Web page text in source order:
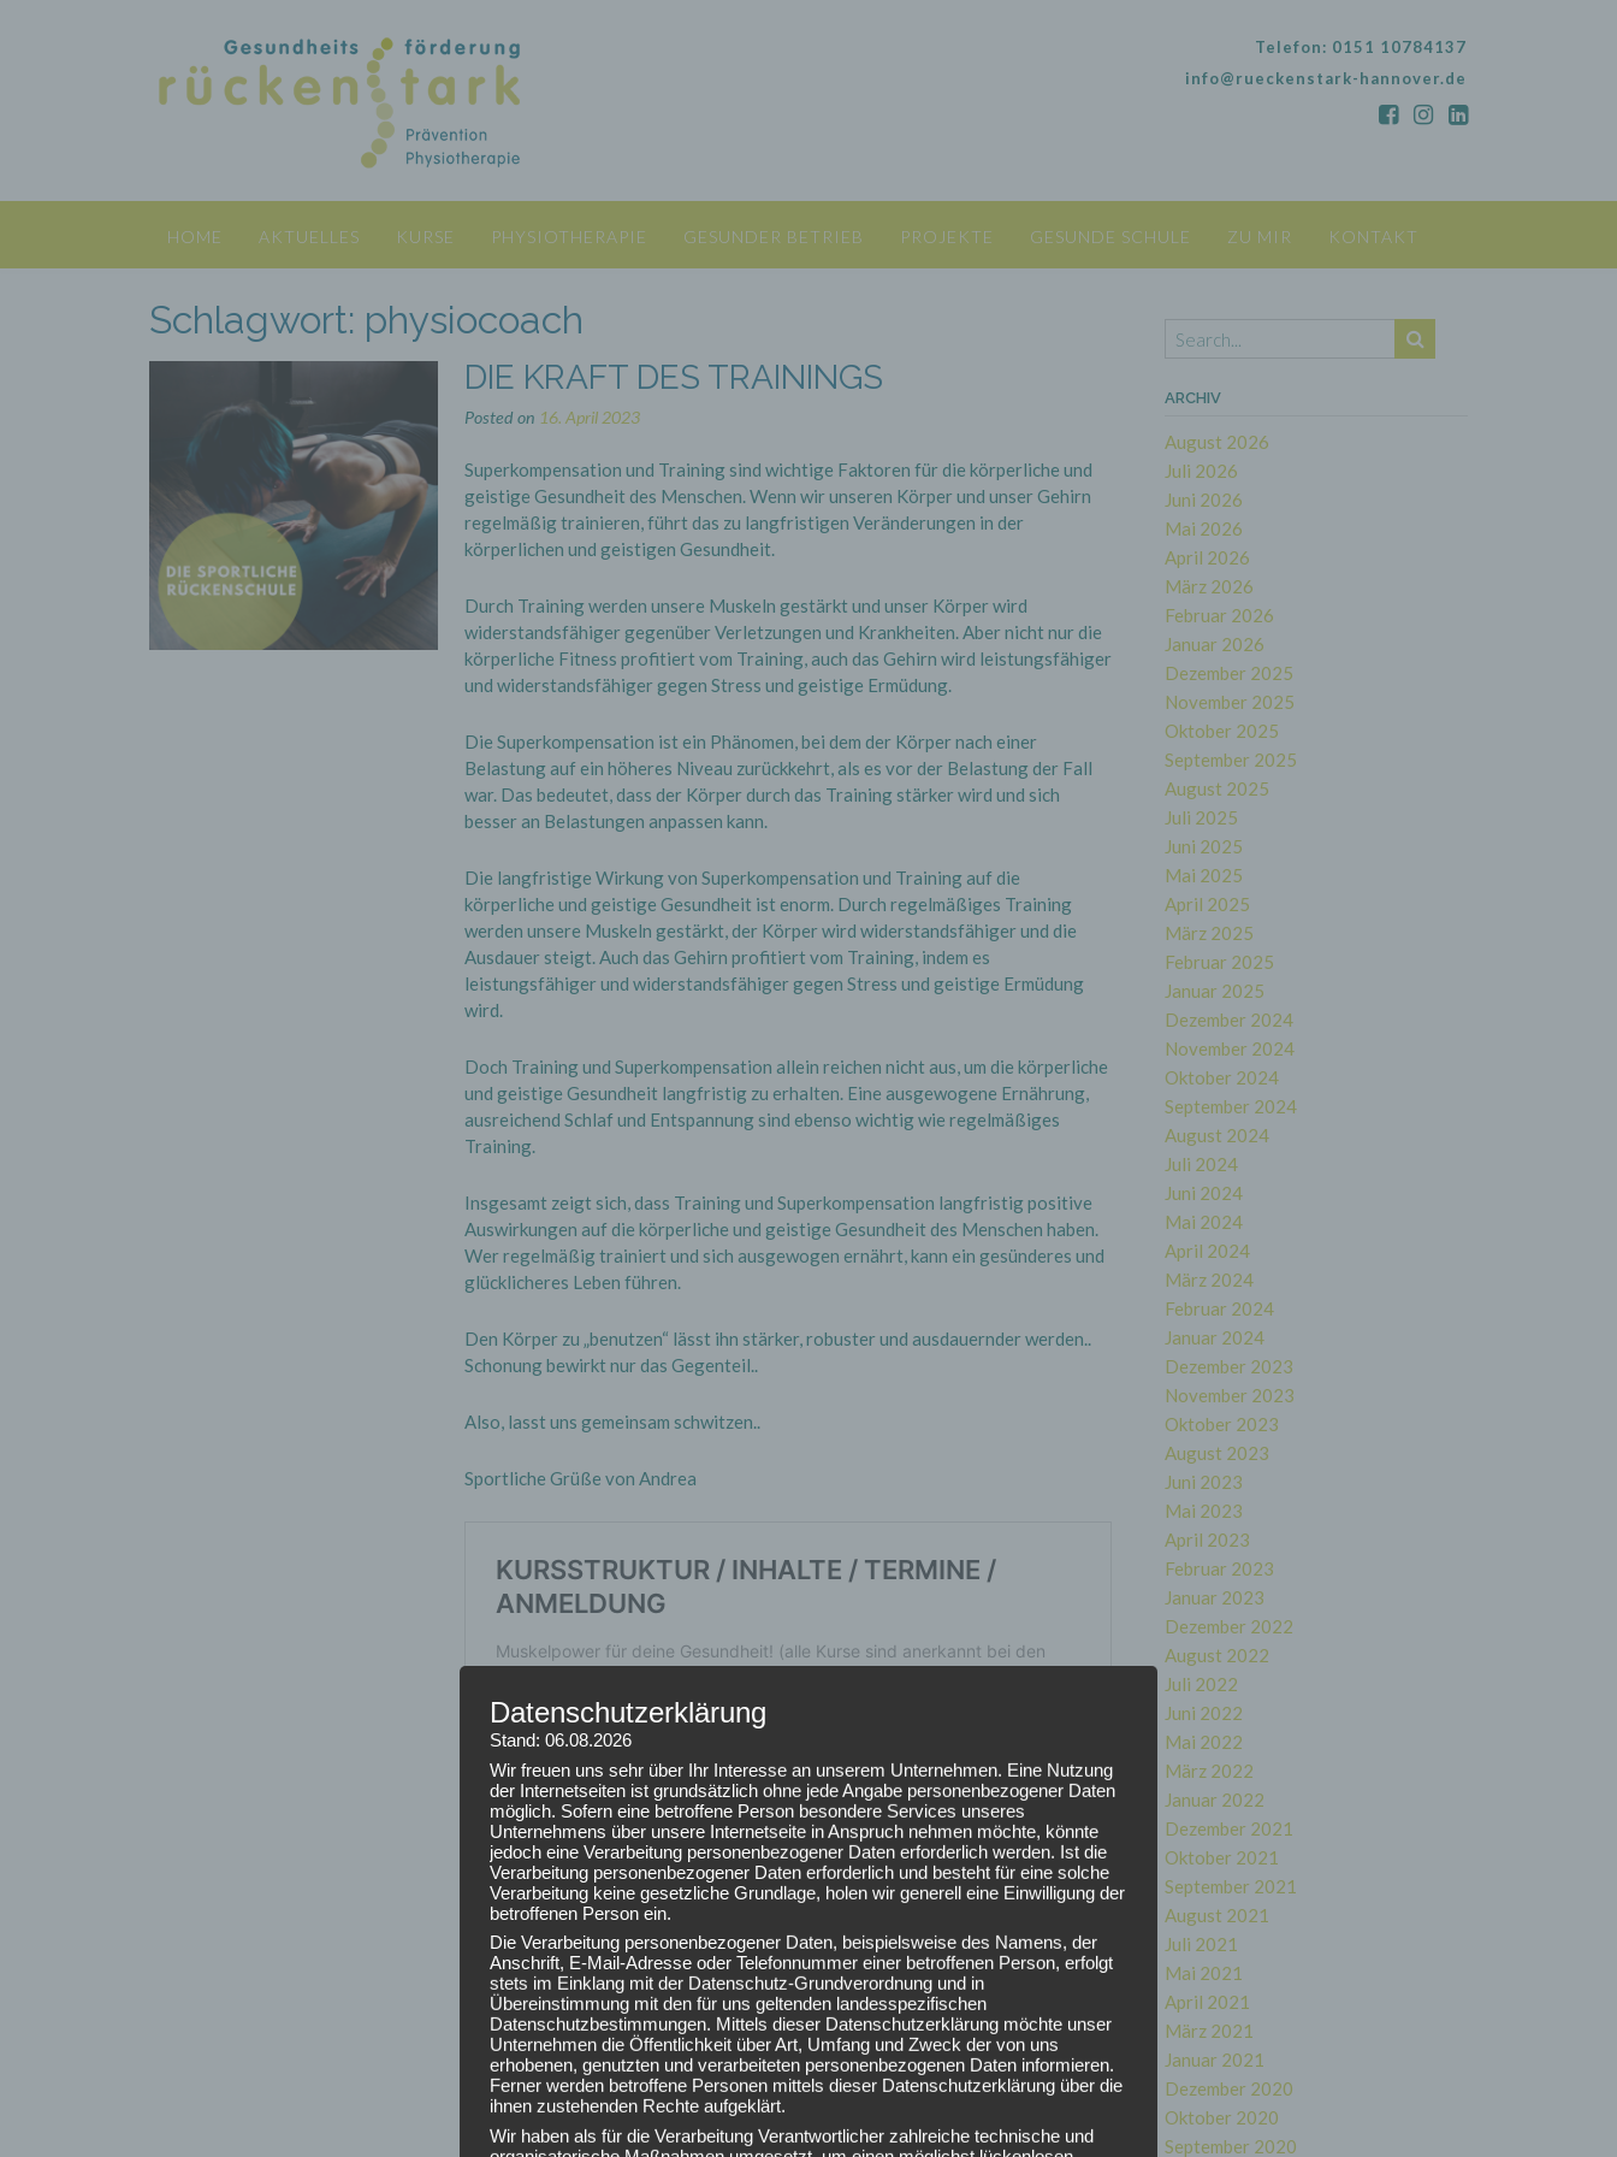
Telefon: 0151 10784137
info@rueckenstark-hannover.de
HOME AKTUELLES KURSE PHYSIOTHERAPIE GESUNDER BETRIEB PROJEKTE GESUNDE SCHULE ZU MIR KONTAKT
Schlagwort: physiocoach
DIE KRAFT DES TRAININGS
Posted on 16. April 2023
Superkompensation und Training sind wichtige Faktoren für die körperliche und
geistige Gesundheit des Menschen. Wenn wir unseren Körper und unser Gehirn
regelmäßig trainieren, führt das zu langfristigen Veränderungen in der
körperlichen und geistigen Gesundheit.
Durch Training werden unsere Muskeln gestärkt und unser Körper wird
widerstandsfähiger gegenüber Verletzungen und Krankheiten. Aber nicht nur die
körperliche Fitness profitiert vom Training, auch das Gehirn wird leistungsfähiger
und widerstandsfähiger gegen Stress und geistige Ermüdung.
Die Superkompensation ist ein Phänomen, bei dem der Körper nach einer
Belastung auf ein höheres Niveau zurückkehrt, als es vor der Belastung der Fall
war. Das bedeutet, dass der Körper durch das Training stärker wird und sich
besser an Belastungen anpassen kann.
Die langfristige Wirkung von Superkompensation und Training auf die
körperliche und geistige Gesundheit ist enorm. Durch regelmäßiges Training
werden unsere Muskeln gestärkt, der Körper wird widerstandsfähiger und die
Ausdauer steigt. Auch das Gehirn profitiert vom Training, indem es
leistungsfähiger und widerstandsfähiger gegen Stress und geistige Ermüdung
wird.
Doch Training und Superkompensation allein reichen nicht aus, um die körperliche
und geistige Gesundheit langfristig zu erhalten. Eine ausgewogene Ernährung,
ausreichend Schlaf und Entspannung sind ebenso wichtig wie regelmäßiges
Training.
Insgesamt zeigt sich, dass Training und Superkompensation langfristig positive
Auswirkungen auf die körperliche und geistige Gesundheit des Menschen haben.
Wer regelmäßig trainiert und sich ausgewogen ernährt, kann ein gesünderes und
glücklicheres Leben führen.
Den Körper zu „benutzen“ lässt ihn stärker, robuster und ausdauernder werden..
Schonung bewirkt nur das Gegenteil..
Also, lasst uns gemeinsam schwitzen..
Sportliche Grüße von Andrea
ARCHIV
August 2026
Juli 2026
Juni 2026
Mai 2026
April 2026
März 2026
Februar 2026
Januar 2026
Dezember 2025
November 2025
Oktober 2025
September 2025
August 2025
Juli 2025
Juni 2025
Mai 2025
April 2025
März 2025
Februar 2025
Januar 2025
Dezember 2024
November 2024
Oktober 2024
September 2024
August 2024
Juli 2024
Juni 2024
Mai 2024
April 2024
März 2024
Februar 2024
Januar 2024
Dezember 2023
November 2023
Oktober 2023
August 2023
Juni 2023
Mai 2023
April 2023
Februar 2023
Januar 2023
Dezember 2022
August 2022
Juli 2022
Juni 2022
Mai 2022
März 2022
Januar 2022
Dezember 2021
Oktober 2021
September 2021
August 2021
Juli 2021
Mai 2021
April 2021
März 2021
Januar 2021
Dezember 2020
Oktober 2020
September 2020
Datenschutzerklärung
Stand: 06.08.2026
Wir freuen uns sehr über Ihr Interesse an unserem Unternehmen. Eine Nutzung
der Internetseiten ist grundsätzlich ohne jede Angabe personenbezogener Daten
möglich. Sofern eine betroffene Person besondere Services unseres
Unternehmens über unsere Internetseite in Anspruch nehmen möchte, könnte
jedoch eine Verarbeitung personenbezogener Daten erforderlich werden. Ist die
Verarbeitung personenbezogener Daten erforderlich und besteht für eine solche
Verarbeitung keine gesetzliche Grundlage, holen wir generell eine Einwilligung der
betroffenen Person ein.
Die Verarbeitung personenbezogener Daten, beispielsweise des Namens, der
Anschrift, E-Mail-Adresse oder Telefonnummer einer betroffenen Person, erfolgt
stets im Einklang mit der Datenschutz-Grundverordnung und in
Übereinstimmung mit den für uns geltenden landesspezifischen
Datenschutzbestimmungen. Mittels dieser Datenschutzerklärung möchte unser
Unternehmen die Öffentlichkeit über Art, Umfang und Zweck der von uns
erhobenen, genutzten und verarbeiteten personenbezogenen Daten informieren.
Ferner werden betroffene Personen mittels dieser Datenschutzerklärung über die
ihnen zustehenden Rechte aufgeklärt.
Wir haben als für die Verarbeitung Verantwortlicher zahlreiche technische und